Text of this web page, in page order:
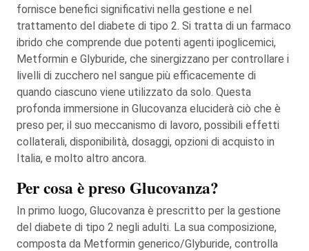
fornisce benefici significativi nella gestione e nel
trattamento del diabete di tipo 2. Si tratta di un farmaco
ibrido che comprende due potenti agenti ipoglicemici,
Metformin e Glyburide, che sinergizzano per controllare i
livelli di zucchero nel sangue più efficacemente di
quando ciascuno viene utilizzato da solo. Questa
profonda immersione in Glucovanza eluciderà ciò che è
preso per, il suo meccanismo di lavoro, possibili effetti
collaterali, disponibilità, dosaggi, opzioni di acquisto in
Italia, e molto altro ancora.
Per cosa è preso Glucovanza?
In primo luogo, Glucovanza è prescritto per la gestione
del diabete di tipo 2 negli adulti. La sua composizione,
composta da Metformin generico/Glyburide, controlla